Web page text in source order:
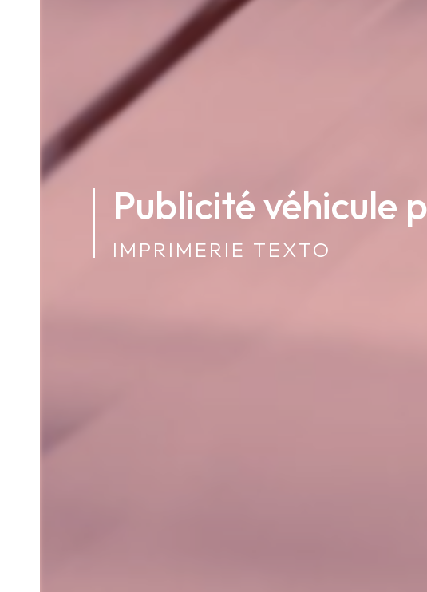
Publicité véhicule
IMPRIMERIE TEXTO